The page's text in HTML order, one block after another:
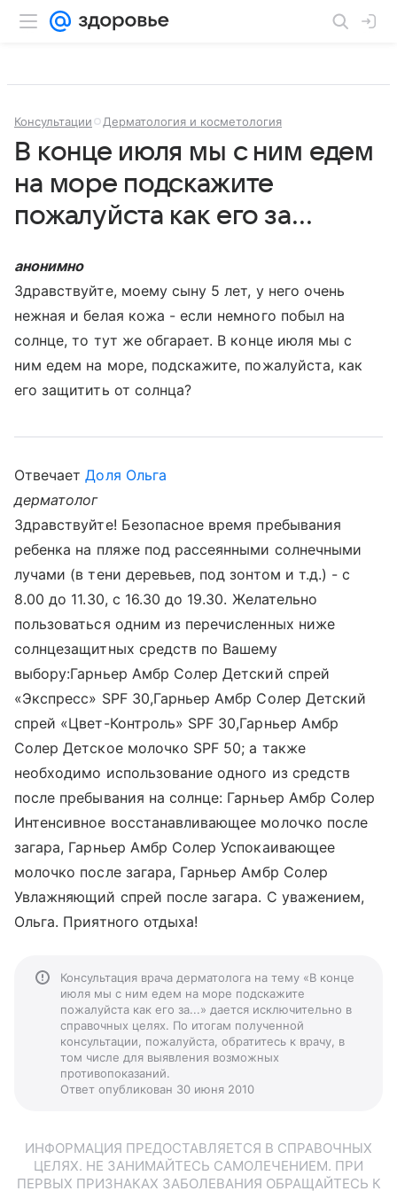
Консультации Дерматология и косметология
В конце июля мы с ним едем
на море подскажите
пожалуйста как его за...
анонимно
Здравствуйте, моему сыну 5 лет, у него очень
нежная и белая кожа - если немного побыл на
солнце, то тут же обгарает. В конце июля мы с
ним едем на море, подскажите, пожалуйста, как
его защитить от солнца?
ОтвечаетДоля Ольга
дерматолог
Здравствуйте! Безопасное время пребывания
ребенка на пляже под рассеянными солнечными
лучами (в тени деревьев, под зонтом и т.д.) - с
8.00 до 11.30, с 16.30 до 19.30. Желательно
пользоваться одним из перечисленных ниже
солнцезащитных средств по Вашему
выбору:Гарньер Амбр Солер Детский спрей
«Экспресс» SPF 30,Гарньер Амбр Солер Детский
спрей «Цвет-Контроль» SPF 30,Гарньер Амбр
Солер Детское молочко SPF 50; а также
необходимо использование одного из средств
после пребывания на солнце: Гарньер Амбр Солер
Интенсивное восстанавливающее молочко после
загара, Гарньер Амбр Солер Успокаивающее
молочко после загара, Гарньер Амбр Солер
Увлажняющий спрей после загара. С уважением,
Ольга. Приятного отдыха!
Консультация врача дерматолога на тему «В конце
июля мы с ним едем на море подскажите
пожалуйста как его за...» дается исключительно в
справочных целях. По итогам полученной
консультации, пожалуйста, обратитесь к врачу, в
том числе для выявления возможных
противопоказаний.
Ответ опубликован 30 июня 2010
ИНФОРМАЦИЯ ПРЕДОСТАВЛЯЕТСЯ В СПРАВОЧНЫХ
ЦЕЛЯХ. НЕ ЗАНИМАЙТЕСЬ САМОЛЕЧЕНИЕМ. ПРИ
ПЕРВЫХ ПРИЗНАКАХ ЗАБОЛЕВАНИЯ ОБРАЩАЙТЕСЬ К